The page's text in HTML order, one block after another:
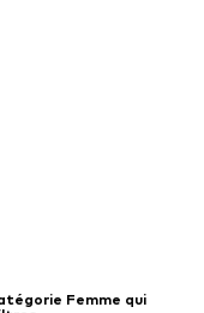
Femme qui